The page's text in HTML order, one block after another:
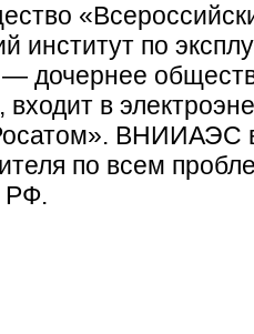
институт по
— дочернее
в
ВНИИАЭС
по всем
РФ.